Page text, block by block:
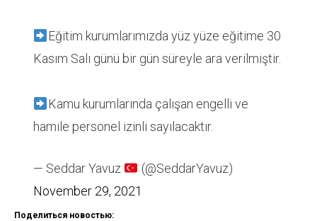
Eğitim kurumlarımızda yüz yüze eğitime 30
Kasım Salı günü bir gün süreyle ara verilmiştir.
Kamu kurumlarında çalışan engelli ve
hamile personel izinli sayılacaktır.
— Seddar Yavuz
(@SeddarYavuz)
November 29, 2021
Поделиться новостью: